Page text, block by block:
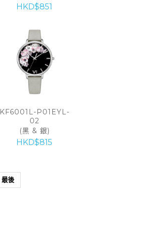
HKD$851
KF6001L-P01EYL-
02
(黑 & 銀)
HKD$815
最後